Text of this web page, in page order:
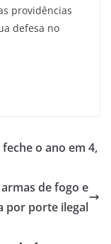
providências
defesa no
o ano em 4,
de fogo e
por porte ilegal